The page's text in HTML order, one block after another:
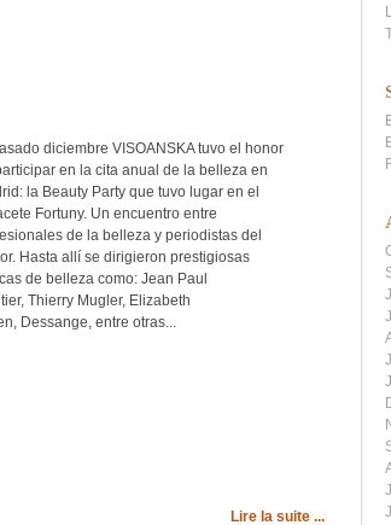
diciembre VISOANSKA tuvo el honor
en la cita anual de la belleza en
la Beauty Party que tuvo lugar en el
Fortuny. Un encuentro entre
de la belleza y periodistas del
Hasta allí se dirigieron prestigiosas
de belleza como: Jean Paul
Thierry Mugler, Elizabeth
Dessange, entre otras...
Lire la suite ...